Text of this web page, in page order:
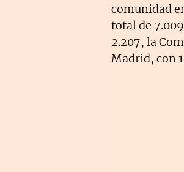
comunidad
total de
2.207, la
Madrid, con